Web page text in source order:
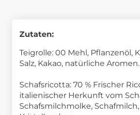
Zutaten:
Teigrolle: 00 Mehl, Pflanzenöl,
Salz, Kakao, natürliche Aromen.
Schafsricotta: 70 % Frischer
italienischer Herkunft vom
Schafsmilchmolke, Schafmilch,